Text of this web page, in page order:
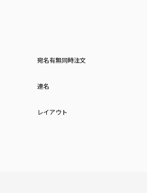
宛名有無同時注文
連名
レイアウト